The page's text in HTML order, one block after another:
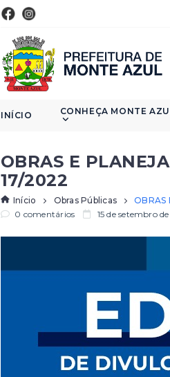
INÍCIO CONHEÇA MONTE
OBRAS E
17/2022
Início Obras Públicas
OBRAS
0 comentários
15 de setembro